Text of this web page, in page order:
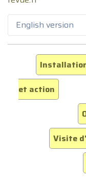
English version
et action
Visite